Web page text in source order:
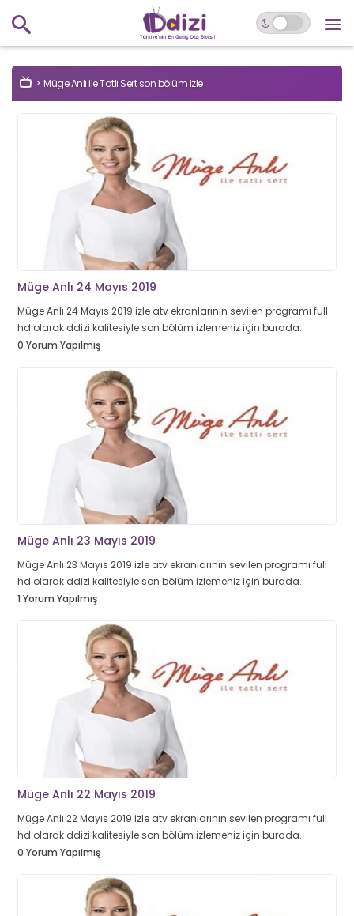
Müge Anlı ile Tatlı Sert son bölüm izle
Müge Anlı 24 Mayıs 2019
Müge Anlı 24 Mayıs 2019 izle atv ekranlarının sevilen programı full
hd olarak ddizi kalitesiyle son bölüm izlemeniz için burada.
0 Yorum Yapılmış
Müge Anlı 23 Mayıs 2019
Müge Anlı 23 Mayıs 2019 izle atv ekranlarının sevilen programı full
hd olarak ddizi kalitesiyle son bölüm izlemeniz için burada.
1 Yorum Yapılmış
Müge Anlı 22 Mayıs 2019
Müge Anlı 22 Mayıs 2019 izle atv ekranlarının sevilen programı full
hd olarak ddizi kalitesiyle son bölüm izlemeniz için burada.
0 Yorum Yapılmış